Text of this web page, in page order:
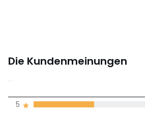
Die Kundenmeinungen
3,6
5